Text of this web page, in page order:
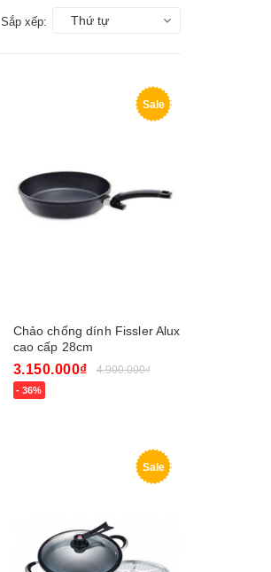
Sắp xếp: Thứ tự
Sale
Chảo chống dính Fissler Alux
cao cấp 28cm
3.150.000₫ 4.900.000₫
- 36%
Sale